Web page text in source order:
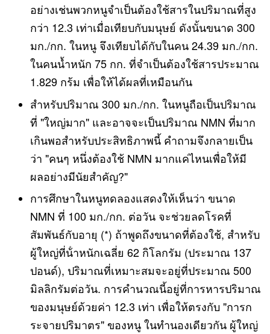
อย่างเช่นพวกหนูจำเป็นต้องใช้สารในปริมาณที่สูง
กว่า 12.3 เท่าเมื่อเทียบกับมนุษย์ ดังนั้นขนาด 300
มก./กก. ในหนู จึงเทียบได้กับในคน 24.39 มก./กก.
ในคนน้ำหนัก 75 กก. ที่จำเป็นต้องใช้สารประมาณ
1.829 กร้ม เพื่อให้ได้ผลที่เหมือนกัน
สำหรับปริมาณ 300 มก./กก. ในหนูถือเป็นปริมาณ
ที่ "ใหญ่มาก" และอาจจะเป็นปริมาณ NMN ที่มาก
เกินพอสําหรับประสิทธิภาพนี้ คําถามจึงกลายเป็น
ว่า "คนๆ หนึ่งต้องใช้ NMN มากแค่ไหนเพื่อให้มี
ผลอย่างมีนัยสําคัญ?"
การศึกษาในหนูทดลองแสดงให้เห็นว่า ขนาด
NMN ที่ 100 มก./กก. ต่อวัน จะช่วยลดโรคที่
สัมพันธ์กับอายุ (*) ถ้าพูดถึงขนาดที่ต้องใช้, สําหรับ
ผู้ใหญ่ที่น้ําหนักเฉลี่ย 62 กิโลกรัม (ประมาณ 137
ปอนด์), ปริมาณที่เหมาะสมจะอยู่ที่ประมาณ 500
มิลลิกรัมต่อวัน. การคํานวณนี้อยู่ที่การหารปริมาณ
ของมนุษย์ด้วยค่า 12.3 เท่า เพื่อให้ตรงกับ "การก
ระจายปริมาตร" ของหนู ในทํานองเดียวกัน ผู้ใหญ่